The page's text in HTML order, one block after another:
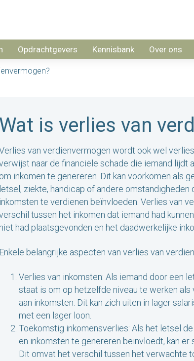
Opdrachtgevers Kennisbank Over ons
Wat is verlies van
van verdienvermogen wordt ook wel
naar de financiële schade die iemand lijdt
om inkomen te genereren. Dit kan voorkomen als
letsel, ziekte, handicap of andere
inkomsten te verdienen beïnvloeden. Verlies van
tussen het inkomen dat iemand had
niet had plaatsgevonden en het daadwerkelijke
Enkele belangrijke aspecten van verlies van
Verlies van inkomsten: Als iemand door een
staat is om op hetzelfde niveau te werken
aan inkomsten. Dit kan zich uiten in lager
met een lager loon.
Toekomstig inkomensverlies: Als het letsel
en inkomsten te genereren beïnvloedt, kan
Dit omvat het verschil tussen het verwachte